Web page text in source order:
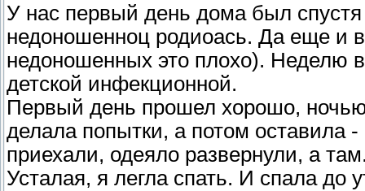
У нас первый день дома был
недоношенноц родиоась. Да еще и
недоношенных это плохо). Неделю
детской инфекционной.
Первый день прошел хорошо,
делала попытки, а потом оставила -
приехали, одеяло развернули, а
Усталая, я легла спать. И спала до